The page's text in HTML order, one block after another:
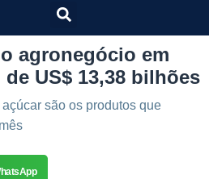
agronegócio em
US$ 13,38 bilhões
são os produtos que